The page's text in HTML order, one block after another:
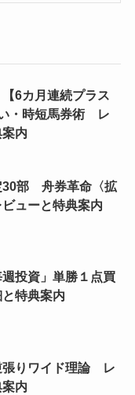
6カ月連続プラス
・時短馬券術 レ
内
30部 舟券革命〈拡
ューと特典案内
週投資」単勝１点買
特典案内
張りワイド理論 レ
内